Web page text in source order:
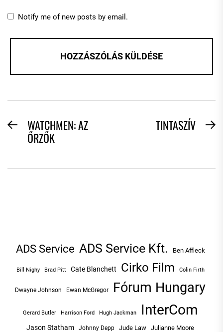
Notify me of new posts by email.
BEJEGYZÉS
NAVIGÁCIÓ
PreviousWATCHMEN: AZ
ŐRZŐK
TINTASZÍV
ADS Service ADS Service Kft. Ben Affleck
Bill Nighy Brad Pitt Cate Blanchett Cirko Film Colin Firth
Dwayne Johnson Ewan McGregor Fórum Hungary
Gerard Butler Harrison Ford Hugh Jackman InterCom
Jason Statham Johnny Depp Jude Law Julianne Moore